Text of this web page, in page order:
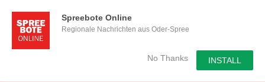
Spreebote Online
Regionale Nachrichten aus Oder-Spree
No Thanks INSTALL